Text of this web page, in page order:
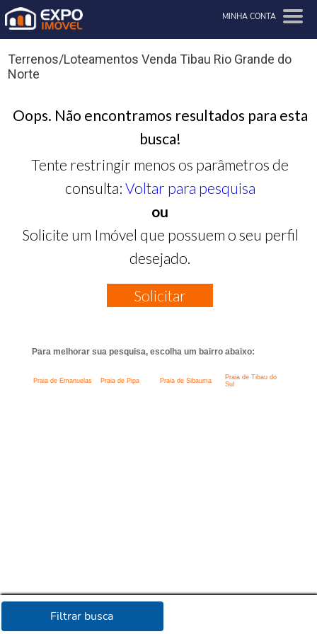
MINHA CONTA
Filtrar busca
Terrenos/Loteamentos Venda Tibau Rio Grande do
Norte
Oops. Não encontramos resultados para esta
busca!
Tente restringir menos os parâmetros de
consulta: Voltar para pesquisa
ou
Solicite um Imóvel que possuem o seu perfil
desejado.
Solicitar
Para melhorar sua pesquisa, escolha um bairro abaixo:
Praia de Emanuelas Praia de Pipa Praia de Sibauma
Praia de Tibau do
Sul